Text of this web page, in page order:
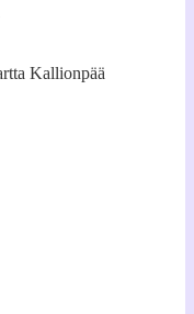
Kallionpää